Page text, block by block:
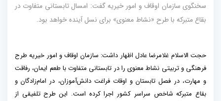
سخنگوی سازمان اوقاف و امور خیریه گفت: امسال تابستانی متفاوت در
بقاع متبرکه با طرح «نشاط معنوی» برای نسل آینده خواهد بود.
حجت الاسلام غلامرضا عادل اظهار داشت: سازمان اوقاف و امور خیریه طرح
فرهنگی و تربیتی نشاط معنوی را در تابستانی متفاوت با طعم ایمان، رفاقت
و مهارت، در فصل تابستان و اوقات فراغت دانش‌آموزان، در امام‌زادگان و
بقاع متبرکه شاخص سراسر کشور اجرا کرده است. این طرح تلفیقی از